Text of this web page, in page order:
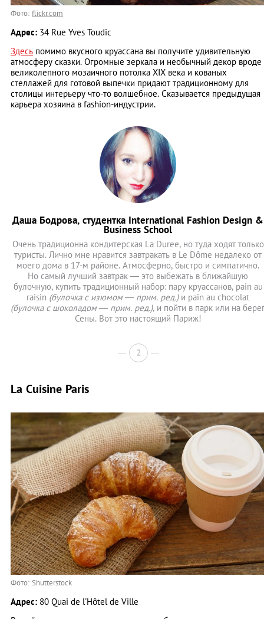
Фото: flickr.com
Адрес: 34 Rue Yves Toudic
Здесь помимо вкусного круассана вы получите удивительную
атмосферу сказки. Огромные зеркала и необычный декор вроде
великолепного мозаичного потолка XIX века и кованых
стеллажей для готовой выпечки придают традиционному для
столицы интерьеру что-то волшебное. Сказывается предыдущая
карьера хозяина в fashion-индустрии.
Даша Бодрова, студентка International Fashion Design &
Business School
Очень традиционна кондитерская La Duree, но туда ходят только
туристы. Лично мне нравится завтракать в Le Dôme недалеко от
моего дома в 17-м районе. Атмосферно, быстро и симпатично.
Но самый лучший завтрак — это выбежать в ближайшую
булочную, купить традиционный набор: пару круассанов, pain au
raisin (булочка с изюмом ― прим. ред.)и pain au chocolat
(булочка с шоколадом ― прим. ред.), и пойти в парк или на
Сены. Вот это настоящий Париж!
2
La Cuisine Paris
Фото: Shutterstock
Адрес: 80 Quai de l'Hôtel de Ville